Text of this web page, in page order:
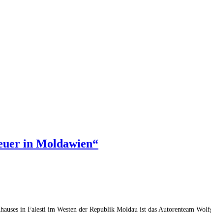
in Moldawien“
in Falesti im Westen der Republik Moldau ist das Autorenteam